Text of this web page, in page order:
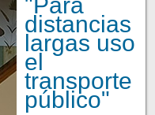
distancias
largas uso
el
transporte
público"